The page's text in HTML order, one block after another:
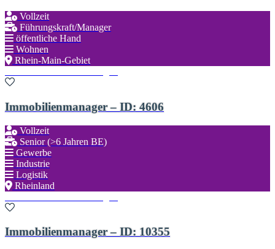
Vollzeit
Führungskraft/Manager
öffentliche Hand
Wohnen
Rhein-Main-Gebiet
Immobilienmanager – ID: 4606
Vollzeit
Senior (>6 Jahren BE)
Gewerbe
Industrie
Logistik
Rheinland
Immobilienmanager – ID: 10355